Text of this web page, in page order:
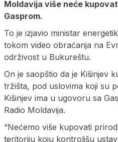
Moldavija više neće
Gasprom.
To je izjavio ministar
tokom video obraćanja na
održivost u Bukureštu.
On je saopštio da je Kišinjev
tržišta, pod uslovima koji su
Kišinjev ima u ugovoru sa
Radio Moldavija.
“Nećemo više kupovati
teritoriju koju kontrolišu